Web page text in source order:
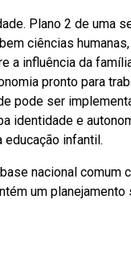
Plano 2 de uma
ciências
a influência da
pronto para
pode ser
identidade e
infantil.
nacional comum
um planejamento